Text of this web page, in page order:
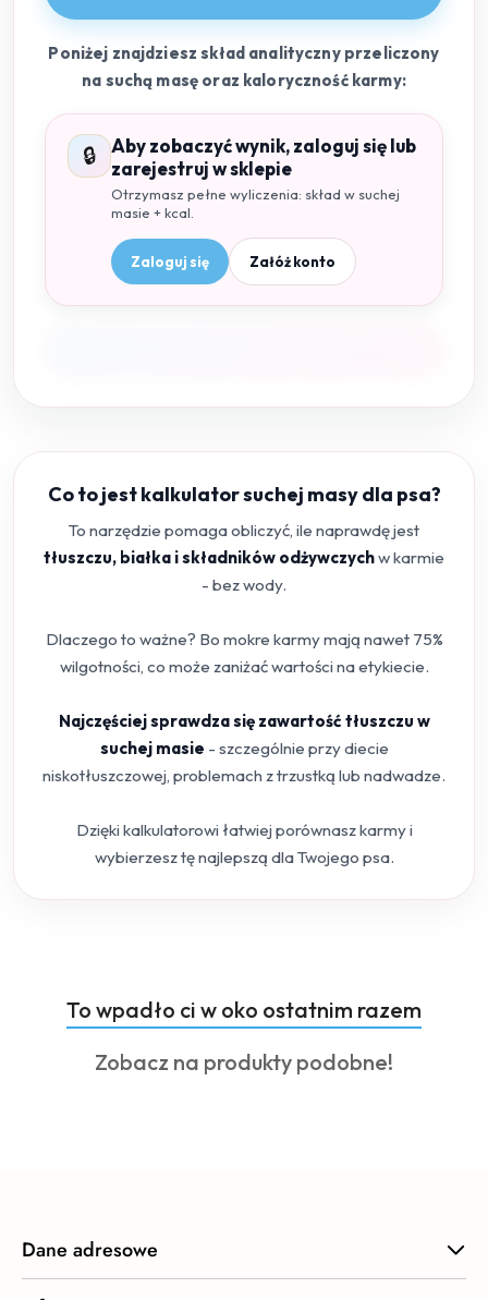
Poniżej znajdziesz skład analityczny przeliczony
na suchą masę oraz kaloryczność karmy:
🔒
Aby zobaczyć wynik, zaloguj się lub
zarejestruj w sklepie
Otrzymasz pełne wyliczenia: skład w suchej
masie + kcal.
Zaloguj się Załóż konto
Co to jest kalkulator suchej masy dla psa?
To narzędzie pomaga obliczyć, ile naprawdę jest
tłuszczu, białka i składników odżywczychw karmie
- bez wody.
Dlaczego to ważne? Bo mokre karmy mają nawet 75%
wilgotności, co może zaniżać wartości na etykiecie.
Najczęściej sprawdza się zawartość tłuszczu w
suchej masie - szczególnie przy diecie
niskotłuszczowej, problemach z trzustką lub nadwadze.
Dzięki kalkulatorowi łatwiej porównasz karmy i
wybierzesz tę najlepszą dla Twojego psa.
Pomiń karuzelę produktów
Produkty
o
statusie:
To wpadło ci w oko ostatnim razem
Produkty
Zobacz na produkty podobne!
Dane adresowe